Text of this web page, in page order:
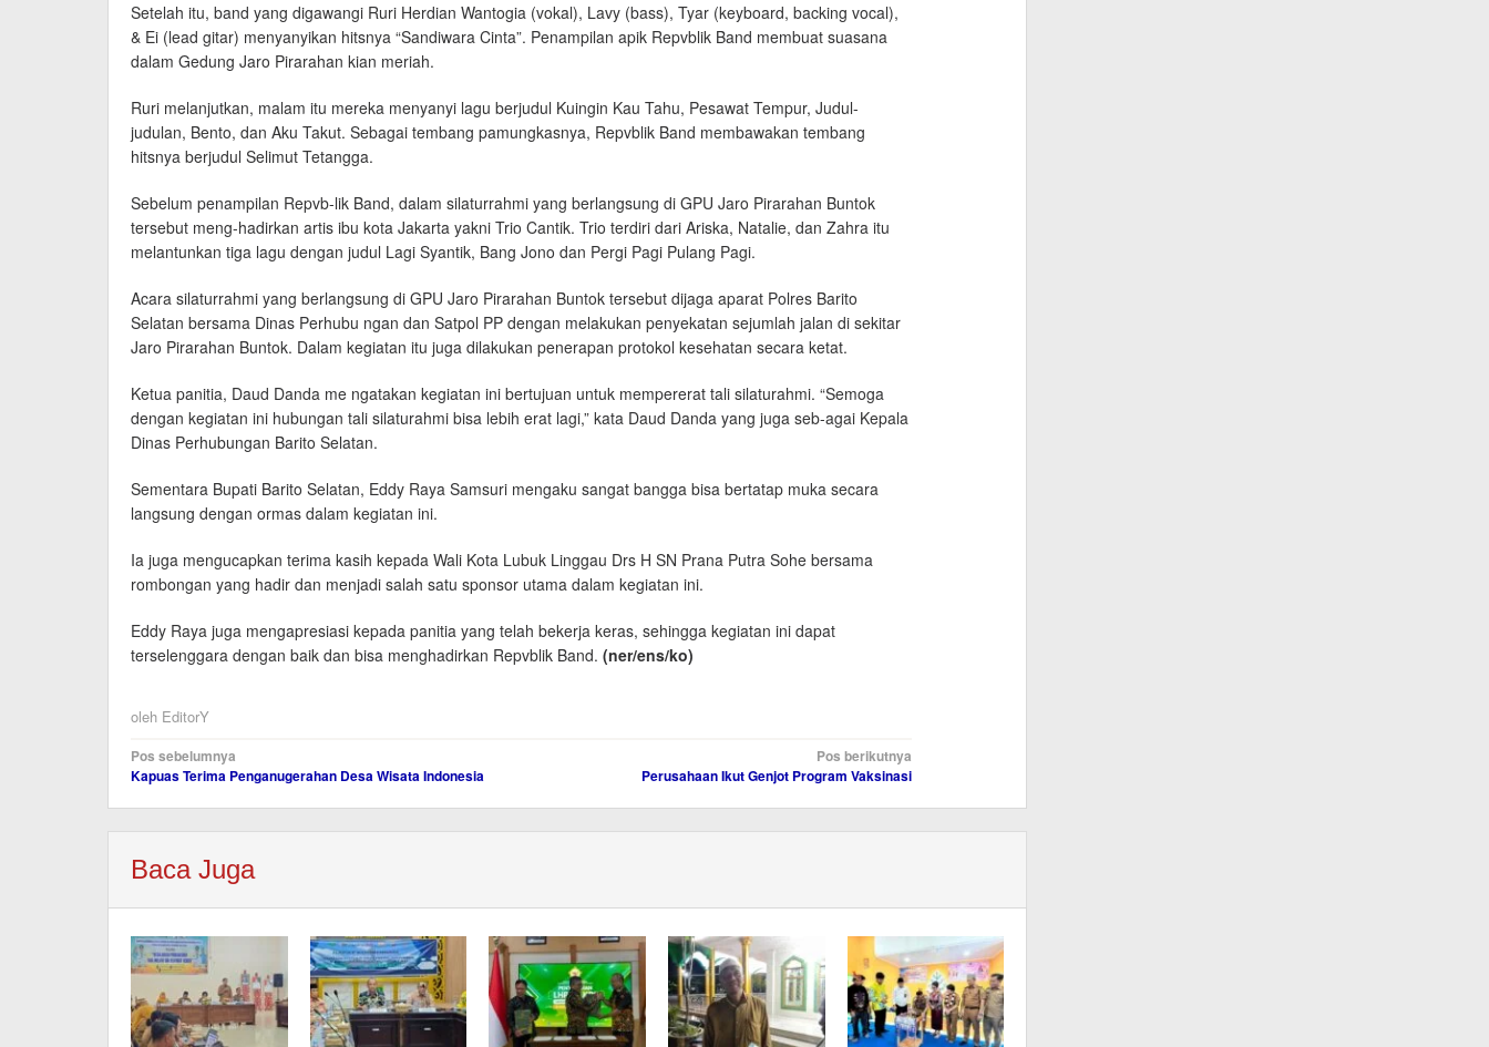
Setelah itu, band yang digawangi Ruri Herdian Wantogia (vokal), Lavy (bass), Tyar (keyboard, backing vocal),
& Ei (lead gitar) menyanyikan hitsnya “Sandiwara Cinta”. Penampilan apik Repvblik Band membuat suasana
dalam Gedung Jaro Pirarahan kian meriah.
Ruri melanjutkan, malam itu mereka menyanyi lagu berjudul Kuingin Kau Tahu, Pesawat Tempur, Judul-
judulan, Bento, dan Aku Takut. Sebagai tembang pamungkasnya, Repvblik Band membawakan tembang
hitsnya berjudul Selimut Tetangga.
Sebelum penampilan Repvb-lik Band, dalam silaturrahmi yang berlangsung di GPU Jaro Pirarahan Buntok
tersebut meng-hadirkan artis ibu kota Jakarta yakni Trio Cantik. Trio terdiri dari Ariska, Natalie, dan Zahra itu
melantunkan tiga lagu dengan judul Lagi Syantik, Bang Jono dan Pergi Pagi Pulang Pagi.
Acara silaturrahmi yang berlangsung di GPU Jaro Pirarahan Buntok tersebut dijaga aparat Polres Barito
Selatan bersama Dinas Perhubu ngan dan Satpol PP dengan melakukan penyekatan sejumlah jalan di sekitar
Jaro Pirarahan Buntok. Dalam kegiatan itu juga dilakukan penerapan protokol kesehatan secara ketat.
Ketua panitia, Daud Danda me ngatakan kegiatan ini bertujuan untuk mempererat tali silaturahmi. “Semoga
dengan kegiatan ini hubungan tali silaturahmi bisa lebih erat lagi,” kata Daud Danda yang juga seb-agai Kepala
Dinas Perhubungan Barito Selatan.
Sementara Bupati Barito Selatan, Eddy Raya Samsuri mengaku sangat bangga bisa bertatap muka secara
langsung dengan ormas dalam kegiatan ini.
Ia juga mengucapkan terima kasih kepada Wali Kota Lubuk Linggau Drs H SN Prana Putra Sohe bersama
rombongan yang hadir dan menjadi salah satu sponsor utama dalam kegiatan ini.
Eddy Raya juga mengapresiasi kepada panitia yang telah bekerja keras, sehingga kegiatan ini dapat
terselenggara dengan baik dan bisa menghadirkan Repvblik Band. (ner/ens/ko)
oleh EditorY
Navigasi
pos
Pos sebelumnya
Kapuas Terima Penganugerahan Desa Wisata Indonesia
Pos berikutnya
Perusahaan Ikut Genjot Program Vaksinasi
Baca Juga